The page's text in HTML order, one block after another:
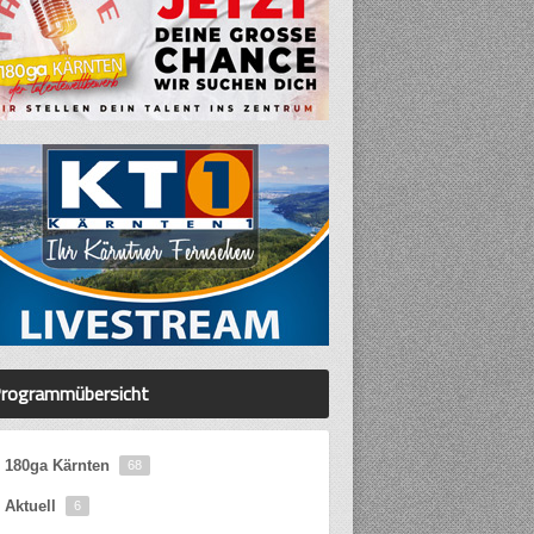
180ga Kärnten 68
Aktuell 6